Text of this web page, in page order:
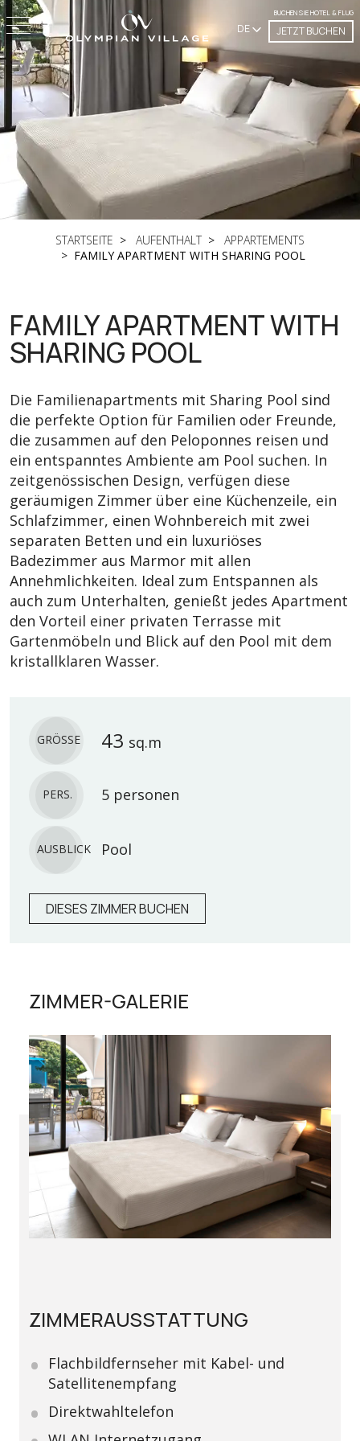
DE
BUCHEN SIE HOTEL & FLUG
JETZT BUCHEN
STARTSEITE AUFENTHALT
APPARTEMENTS
FAMILY APARTMENT WITH SHARING POOL
FAMILY APARTMENT WITH
SHARING POOL
Die Familienapartments mit Sharing Pool sind
die perfekte Option für Familien oder Freunde,
die zusammen auf den Peloponnes reisen und
ein entspanntes Ambiente am Pool suchen. In
zeitgenössischen Design, verfügen diese
geräumigen Zimmer über eine Küchenzeile, ein
Schlafzimmer, einen Wohnbereich mit zwei
separaten Betten und ein luxuriöses
Badezimmer aus Marmor mit allen
Annehmlichkeiten. Ideal zum Entspannen als
auch zum Unterhalten, genießt jedes Apartment
den Vorteil einer privaten Terrasse mit
Gartenmöbeln und Blick auf den Pool mit dem
kristallklaren Wasser.
GRÖSSE 43 sq.m
PERS. 5 personen
AUSBLICK Pool
DIESES ZIMMER BUCHEN
ZIMMER-GALERIE
ZIMMERAUSSTATTUNG
Flachbildfernseher mit Kabel- und
Satellitenempfang
Direktwahltelefon